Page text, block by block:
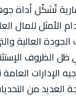
تُشكّل أداة
الأمثل للمال
الجودة العالية
الظروف
العامة
من